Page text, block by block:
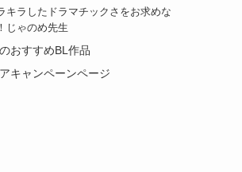
キラしたドラマチックさをお求めな
じゃのめ先生
おすすめBL作品
キャンペーンページ